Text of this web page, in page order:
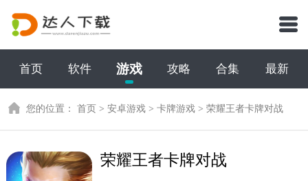
首页 软件 游戏 攻略 合集 最新
您的位置：首页 >安卓游戏 >卡牌游戏 >荣耀王者卡牌对战
荣耀王者卡牌对战